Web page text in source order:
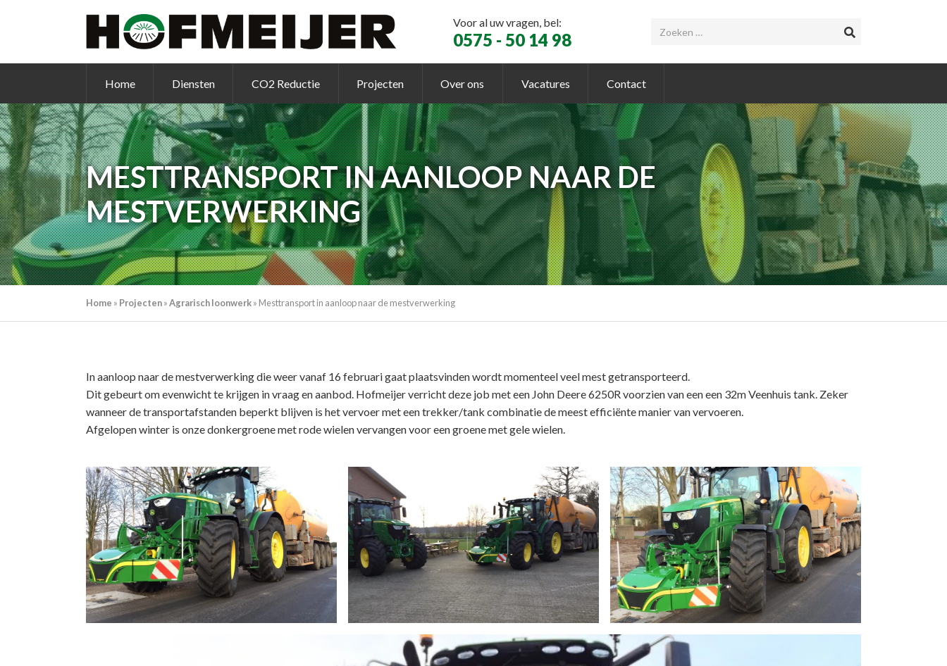
Voor al uw vragen, bel:
0575 - 50 14 98
Home Diensten CO2 Reductie Projecten Over ons Vacatures Contact
MESTTRANSPORT IN AANLOOP NAAR DE
MESTVERWERKING
Home » Projecten»Agrarisch loonwerk» Mesttransport in aanloop naar de mestverwerking
In aanloop naar de mestverwerking die weer vanaf 16 februari gaat plaatsvinden wordt momenteel veel mest getransporteerd.
Dit gebeurt om evenwicht te krijgen in vraag en aanbod. Hofmeijer verricht deze job met een John Deere 6250R voorzien van een een 32m Veenhuis tank. Zeker
wanneer de transportafstanden beperkt blijven is het vervoer met een trekker/tank combinatie de meest efficiënte manier van vervoeren.
Afgelopen winter is onze donkergroene met rode wielen vervangen voor een groene met gele wielen.